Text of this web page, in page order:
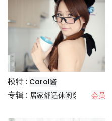
模特 : Carol酱
专辑 : 居家舒适休闲穿搭分享
会员